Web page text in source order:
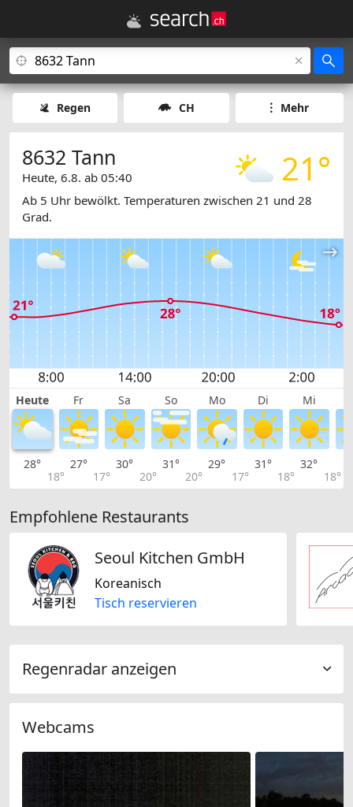
Regen CH Mehr
21°
8632 Tann
Heute, 6.8. ab 05:40
Ab 5 Uhr bewölkt. Temperaturen zwischen 21 und 28
Grad.
Heute Fr Sa So Mo Di Mi
28°
18°
27°
17°
30°
20°
31°
20°
29°
17°
31°
18°
32°
18°
Empfohlene Restaurants
Seoul Kitchen GmbH
Koreanisch
Tisch reservieren
Regenradar anzeigen
Webcams